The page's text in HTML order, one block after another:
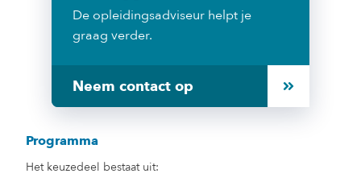
De opleidingsadviseur helpt je
graag verder.
Neem contact op
Programma
Het keuzedeel bestaat uit: